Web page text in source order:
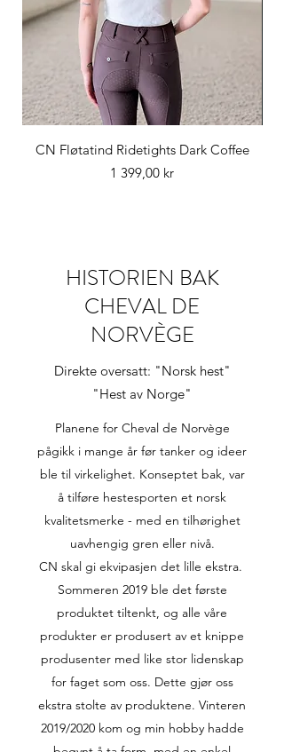
CN Fløtatind Ridetights Dark Coffee
Pris
1 399,00 kr
HISTORIEN BAK
CHEVAL DE
NORVÈGE
Direkte oversatt: "Norsk hest"
"Hest av Norge"
Planene for Cheval de Norvège
pågikk i mange år før tanker og ideer
ble til virkelighet. Konseptet bak, var
å tilføre hestesporten et norsk
kvalitetsmerke - med en tilhørighet
uavhengig gren eller nivå.
CN skal gi ekvipasjen det lille ekstra.
Sommeren 2019 ble det første
produktet tiltenkt, og alle våre
produkter er produsert av et knippe
produsenter med like stor lidenskap
for faget som oss. Dette gjør oss
ekstra stolte av produktene. Vinteren
2019/2020 kom og min hobby hadde